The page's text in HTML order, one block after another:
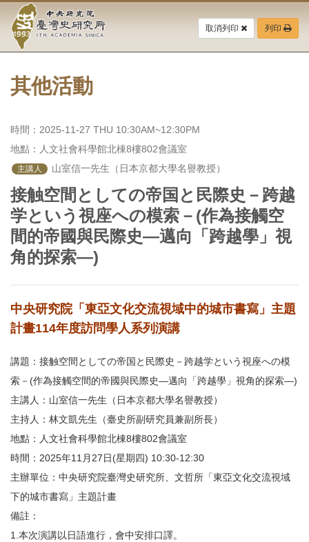
要
中
央
研
究
院-
臺
灣
史
研
究
所-
首
頁
取消列印 列印
其他活動
時間：2025-11-27 THU 10:30AM~12:30PM
地點：人文社會科學館北棟8樓802會議室
主講人 山室信一先生（日本京都大學名譽教授）
接触空間としての帝国と民際史－跨越
学という視座への模索－(作為接觸空
間的帝國與民際史—邁向「跨越學」視
角的探索—)
中央研究院「東亞文化交流視域中的城市書寫」主題
計畫114年度訪問學人系列演講
講題：接触空間としての帝国と民際史－跨越学という視座への模
索－(作為接觸空間的帝國與民際史—邁向「跨越學」視角的探索—)
主講人：山室信一先生（日本京都大學名譽教授）
主持人：林文凱先生（臺史所副研究員兼副所長）
地點：人文社會科學館北棟8樓802會議室
時間：2025年11月27日(星期四) 10:30-12:30
主辦單位：中央研究院臺灣史研究所、文哲所「東亞文化交流視域
下的城市書寫」主題計畫
備註：
1.本次演講以日語進行，會中安排口譯。